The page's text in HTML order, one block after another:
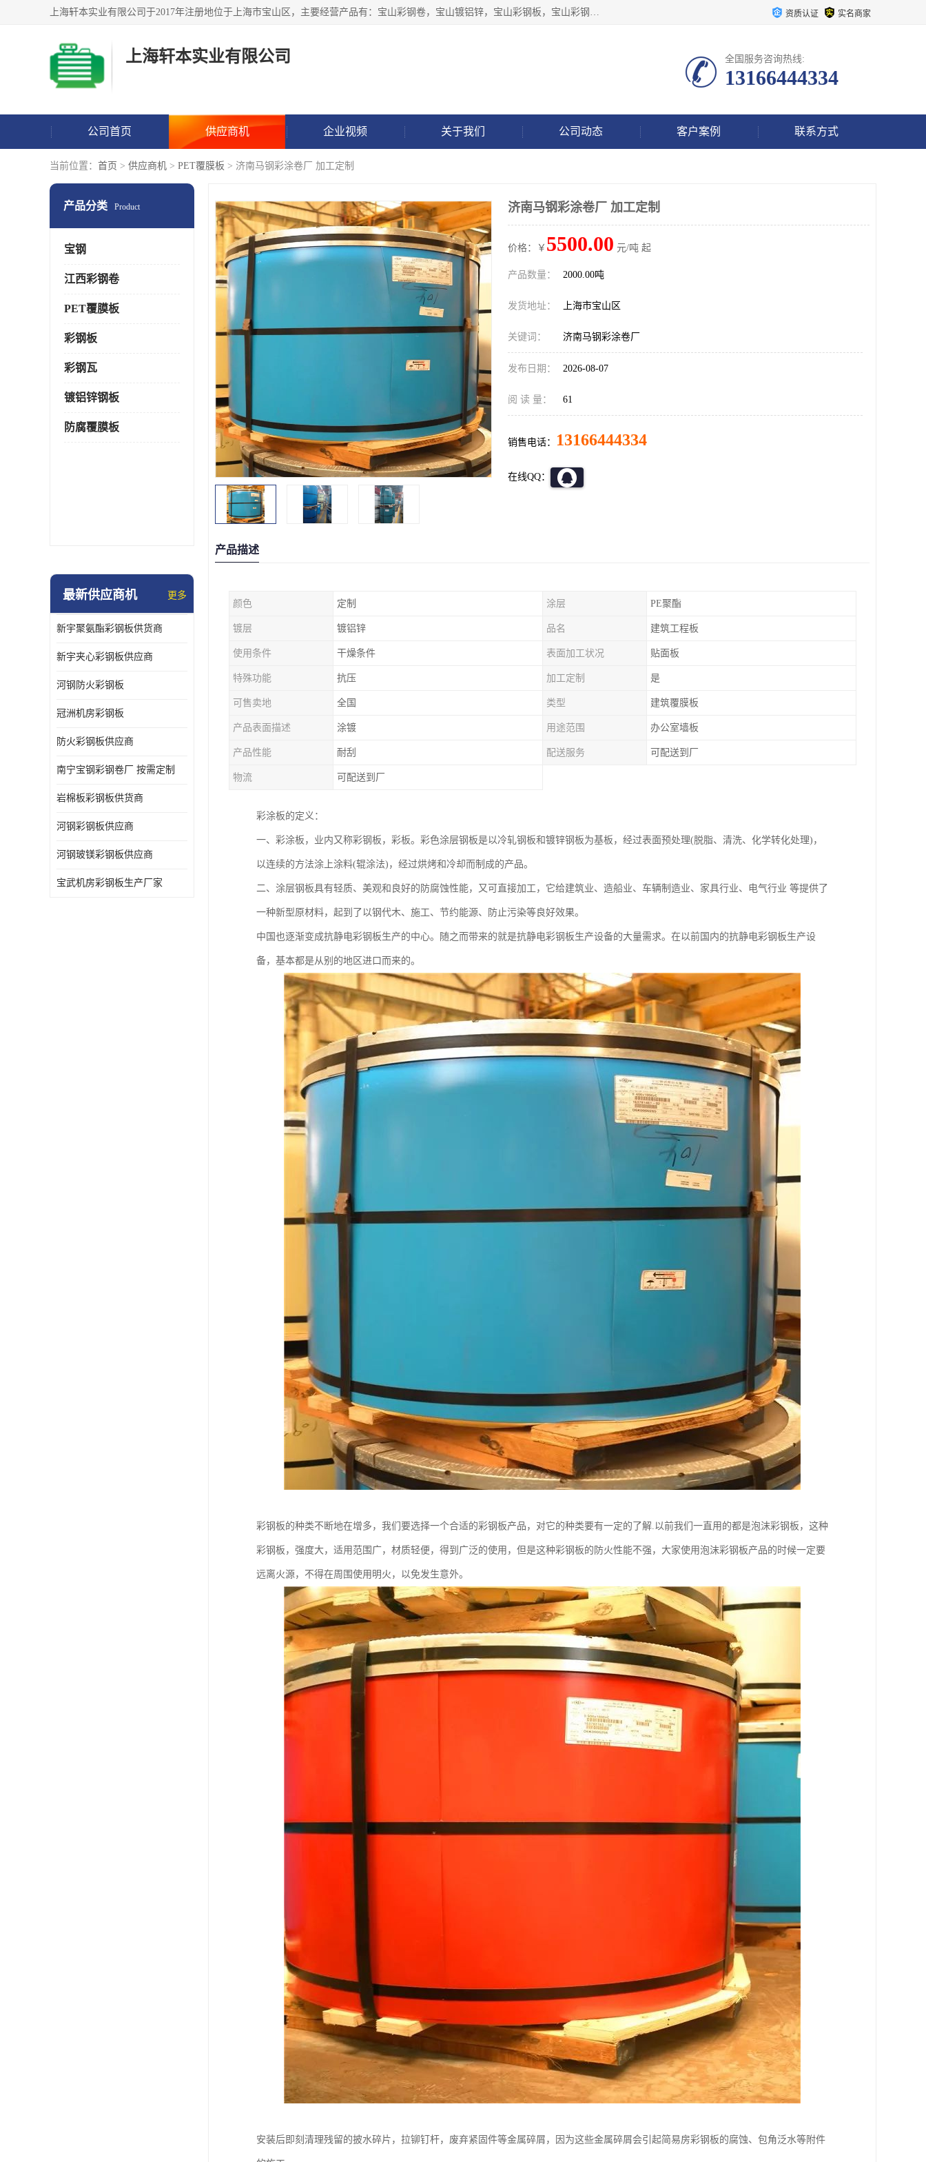
上海轩本实业有限公司于2017年注册地位于上海市宝山区，主要经营产品有：宝山彩钢卷，宝山镀铝锌，宝山彩钢板，宝山彩钢瓦等产品的生产和销售。 资质认证 实名商家
上海轩本实业有限公司 全国服务咨询热线:
13166444334
公司首页 供应商机 企业视频 关于我们 公司动态 客户案例 联系方式
当前位置： 首页 > 供应商机 > PET覆膜板 > 济南马钢彩涂卷厂 加工定制
产品分类 Product
宝钢
江西彩钢卷
PET覆膜板
彩钢板
彩钢瓦
镀铝锌钢板
防腐覆膜板
最新供应商机 更多
新宇聚氨酯彩钢板供货商
新宇夹心彩钢板供应商
河钢防火彩钢板
冠洲机房彩钢板
防火彩钢板供应商
南宁宝钢彩钢卷厂 按需定制
岩棉板彩钢板供货商
河钢彩钢板供应商
河钢玻镁彩钢板供应商
宝武机房彩钢板生产厂家
济南马钢彩涂卷厂 加工定制
价格：￥ 5500.00 元/吨 起
产品数量： 2000.00吨
发货地址： 上海市宝山区
关键词： 济南马钢彩涂卷厂
发布日期： 2026-08-07
阅 读 量： 61
销售电话： 13166444334
在线QQ：
产品描述
颜色 定制 涂层 PE聚酯
镀层 镀铝锌 品名 建筑工程板
使用条件 干燥条件 表面加工状况 贴面板
特殊功能 抗压 加工定制 是
可售卖地 全国 类型 建筑覆膜板
产品表面描述 涂镀 用途范围 办公室墙板
产品性能 耐刮 配送服务 可配送到厂
物流 可配送到厂
彩涂板的定义：
一、彩涂板，业内又称彩钢板，彩板。彩色涂层钢板是以冷轧钢板和镀锌钢板为基板，经过表面预处理(脱脂、清洗、化学转化处理)，
以连续的方法涂上涂料(辊涂法)，经过烘烤和冷却而制成的产品。
二、涂层钢板具有轻质、美观和良好的防腐蚀性能，又可直接加工，它给建筑业、造船业、车辆制造业、家具行业、电气行业 等提供了
一种新型原材料，起到了以钢代木、施工、节约能源、防止污染等良好效果。
中国也逐渐变成抗静电彩钢板生产的中心。随之而带来的就是抗静电彩钢板生产设备的大量需求。在以前国内的抗静电彩钢板生产设
备，基本都是从别的地区进口而来的。
彩钢板的种类不断地在增多，我们要选择一个合适的彩钢板产品，对它的种类要有一定的了解.以前我们一直用的都是泡沫彩钢板，这种
彩钢板，强度大，适用范围广，材质轻便，得到广泛的使用，但是这种彩钢板的防火性能不强，大家使用泡沫彩钢板产品的时候一定要
远离火源，不得在周围使用明火，以免发生意外。
安装后即刻清理残留的披水碎片，拉铆钉杆，废弃紧固件等金属碎屑，因为这些金属碎屑会引起简易房彩钢板的腐蚀、包角泛水等附件